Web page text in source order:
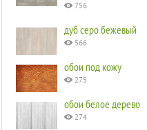
756
дуб серо бежевый
566
обои под кожу
275
обои белое дерево
274